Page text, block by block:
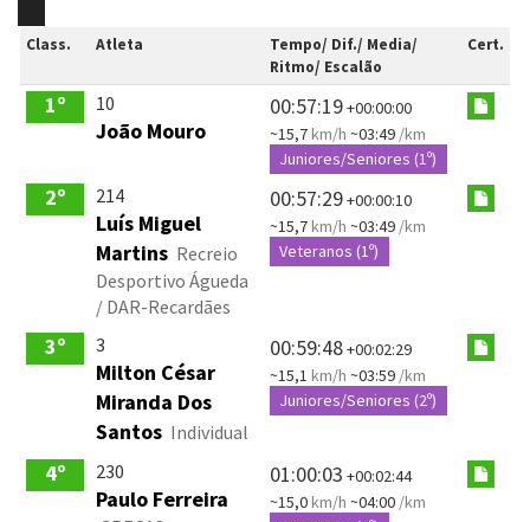
Class. Atleta
Tempo/ Dif./ Media/
Ritmo/ Escalão
Cert.
1º 10
João Mouro
00:57:19+00:00:00
~15,7km/h ~03:49 /km
Juniores/Seniores (1º)
2º 214
Luís Miguel
Martins Recreio
Desportivo Águeda
/ DAR-Recardães
00:57:29+00:00:10
~15,7km/h ~03:49 /km
Veteranos (1º)
3º 3
Milton César
Miranda Dos
Santos Individual
00:59:48+00:02:29
~15,1 km/h ~03:59 /km
Juniores/Seniores (2º)
4º 230
Paulo Ferreira
01:00:03 +00:02:44
~15,0km/h ~04:00 /km